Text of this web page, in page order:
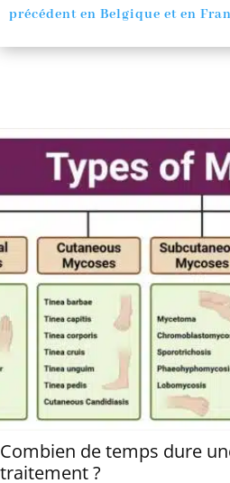
précédent en Belgique et en
Combien de temps dure
traitement ?